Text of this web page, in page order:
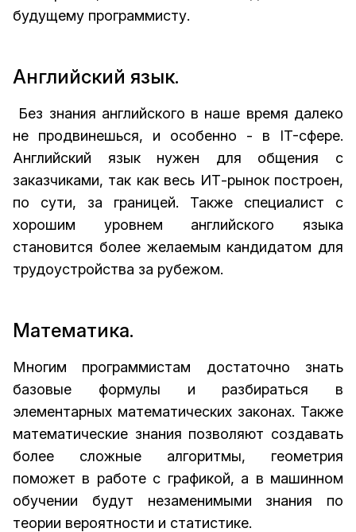
будущему программисту.
Английский язык.
Без знания английского в наше время далеко
не продвинешься, и особенно - в IT-сфере.
Английский язык нужен для общения с
заказчиками, так как весь ИТ-рынок построен,
по сути, за границей. Также специалист с
хорошим уровнем английского языка
становится более желаемым кандидатом для
трудоустройства за рубежом.
Математика.
Многим программистам достаточно знать
базовые формулы и разбираться в
элементарных математических законах. Также
математические знания позволяют создавать
более сложные алгоритмы, геометрия
поможет в работе с графикой, а в машинном
обучении будут незаменимыми знания по
теории вероятности и статистике.